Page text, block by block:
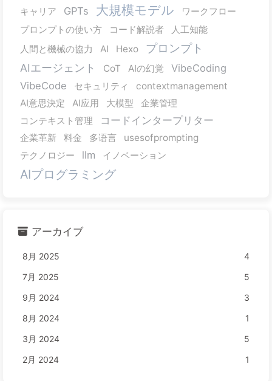
キャリア
GPTs 大規模モデル
ワークフロー
プロンプトの使い方
コード解説者
人工知能
人間と機械の協力
AI Hexo プロンプト
AIエージェント CoT AIの幻覚
VibeCoding
VibeCode
セキュリティ
contextmanagement
AI意思決定
AI应用 大模型
企業管理
コンテキスト管理
コードインタープリター
企業革新 料金 多语言
usesofprompting
テクノロジー
llm イノベーション
AIプログラミング
アーカイブ
8月 2025
4
7月 2025
5
9月 2024
3
8月 2024
1
3月 2024
5
2月 2024
1